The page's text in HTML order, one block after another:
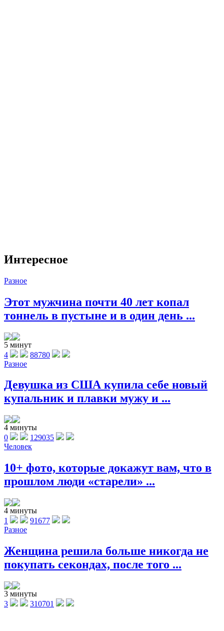
Интересное
Разное
Этот мужчина почти 40 лет копал
тоннель в пустыне и в один день ...
5 минут
4
88780
Разное
Девушка из США купила себе новый
купальник и плавки мужу и ...
4 минуты
0
129035
Человек
10+ фото, которые докажут вам, что в
прошлом люди «старели» ...
4 минуты
1
91677
Разное
Женщина решила больше никогда не
покупать секондах, после того ...
3 минуты
3
310701